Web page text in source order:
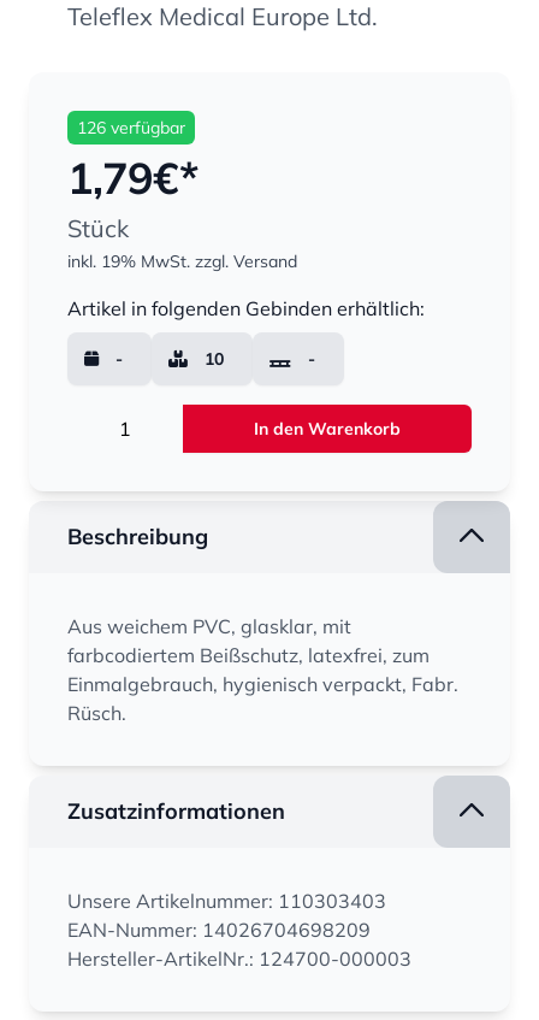
Teleflex Medical Europe Ltd.
126 verfügbar
1,79€*
Stück
inkl. 19% MwSt. zzgl. Versand
Artikel in folgenden Gebinden erhältlich:
- 10 -
In den Warenkorb
Beschreibung
Aus weichem PVC, glasklar, mit
farbcodiertem Beißschutz, latexfrei, zum
Einmalgebrauch, hygienisch verpackt, Fabr.
Rüsch.
Zusatzinformationen
Unsere Artikelnummer: 110303403
EAN-Nummer: 14026704698209
Hersteller-ArtikelNr.: 124700-000003